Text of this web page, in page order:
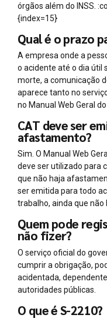
órgãos além do INSS.
{index=15}
Qual é o prazo
A empresa onde a
o acidente até o dia útil
morte, a comunicação
aparece tanto no
no Manual Web Geral
CAT deve ser
afastamento?
Sim. O Manual Web
deve ser utilizado para
que não haja
ser emitida para todo
trabalho, ainda que
Quem pode
não fizer?
O serviço oficial do
cumprir a obrigação,
acidentada,
autoridades públicas.
O que é S-2210?